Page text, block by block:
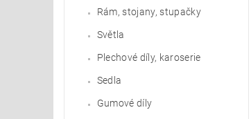
Rám, stojany, stupačky
Světla
Plechové díly, karoserie
Sedla
Gumové díly